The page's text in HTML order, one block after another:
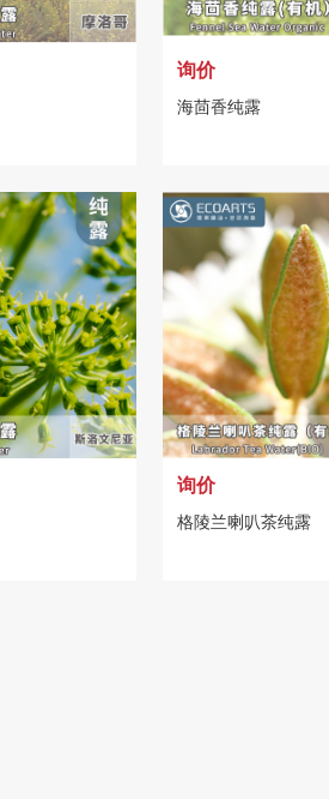
询价
海茴香纯露
询价
格陵兰喇叭茶纯露